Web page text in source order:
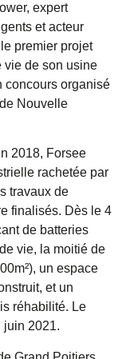
expert
et acteur
premier projet
vie de son usine
concours organisé
Nouvelle
2018, Forsee
rachetée par
travaux de
finalisés. Dès le 4
de batteries
vie, la moitié de
un espace
et un
réhabilité. Le
juin 2021.